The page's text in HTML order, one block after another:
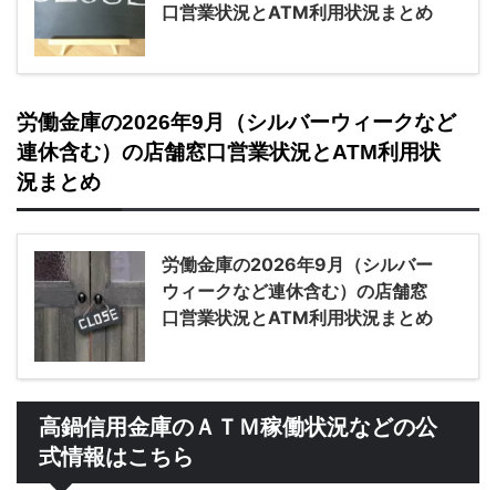
口営業状況とATM利用状況まとめ
労働金庫の2026年9月（シルバーウィークなど
連休含む）の店舗窓口営業状況とATM利用状
況まとめ
労働金庫の2026年9月（シルバー
ウィークなど連休含む）の店舗窓
口営業状況とATM利用状況まとめ
高鍋信用金庫のＡＴＭ稼働状況などの公
式情報はこちら